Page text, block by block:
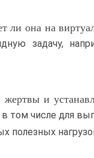
ли она на
задачу,
и
том числе для
полезных